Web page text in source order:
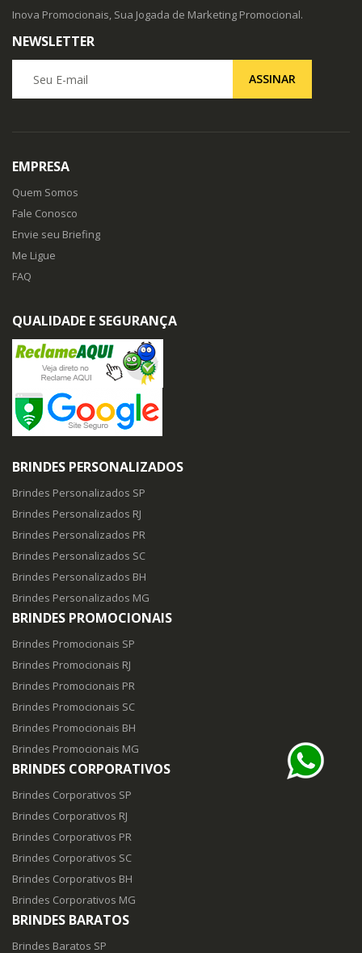
Inova Promocionais, Sua Jogada de Marketing Promocional.
NEWSLETTER
ASSINAR
EMPRESA
Quem Somos
Fale Conosco
Envie seu Briefing
Me Ligue
FAQ
QUALIDADE E SEGURANÇA
BRINDES PERSONALIZADOS
Brindes Personalizados SP
Brindes Personalizados RJ
Brindes Personalizados PR
Brindes Personalizados SC
Brindes Personalizados BH
Brindes Personalizados MG
BRINDES PROMOCIONAIS
Brindes Promocionais SP
Brindes Promocionais RJ
Brindes Promocionais PR
Brindes Promocionais SC
Brindes Promocionais BH
Brindes Promocionais MG
BRINDES CORPORATIVOS
Brindes Corporativos SP
Brindes Corporativos RJ
Brindes Corporativos PR
Brindes Corporativos SC
Brindes Corporativos BH
Brindes Corporativos MG
BRINDES BARATOS
Brindes Baratos SP